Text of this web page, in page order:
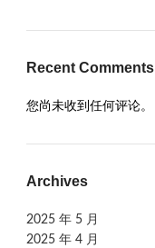
Recent Comments
您尚未收到任何评论。
Archives
2025 年 5 月
2025 年 4 月